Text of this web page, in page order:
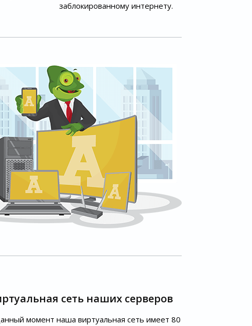
заблокированному интернету.
сеть наших серверов
момент наша виртуальная сеть имеет 80